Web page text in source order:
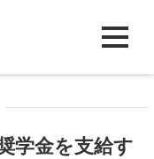
学金を支給す